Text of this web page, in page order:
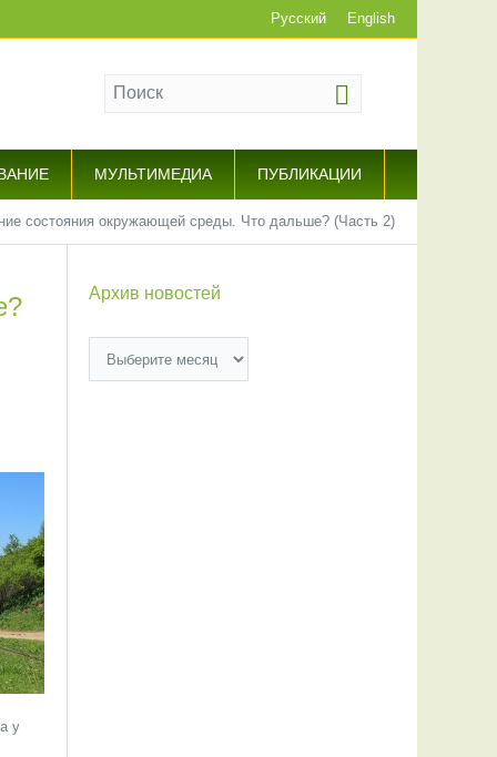
Русский English
МУЛЬТИМЕДИА ПУБЛИКАЦИИ
состояния окружающей среды. Что дальше? (Часть 2)
у
Архив новостей
новостей